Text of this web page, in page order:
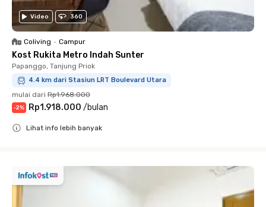
Video 360
Coliving • Campur
Kost Rukita Metro Indah Sunter
Papanggo, Tanjung Priok
4.4 km dari Stasiun LRT Boulevard Utara
mulai dari Rp1.968.000
-2% Rp1.918.000 /bulan
Lihat info lebih banyak